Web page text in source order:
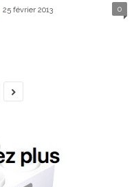
25 février 2013 0